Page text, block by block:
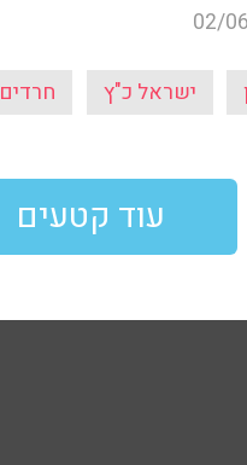
02/
ישראל כ"ץ חרדים
עוד קטעים